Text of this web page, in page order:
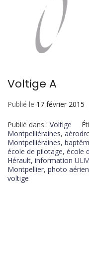
Voltige A
Publié le 17 février 2015
Publié dans : Voltige
Montpelliéraines,
Montpelliéraines,
école de pilotage, école
Hérault, information ULM
Montpellier, photo
voltige